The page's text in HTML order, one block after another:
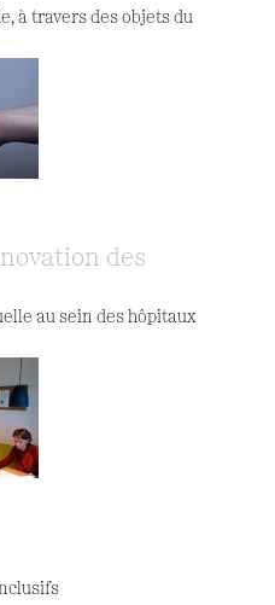
à travers des objets du
des
au sein des hôpitaux